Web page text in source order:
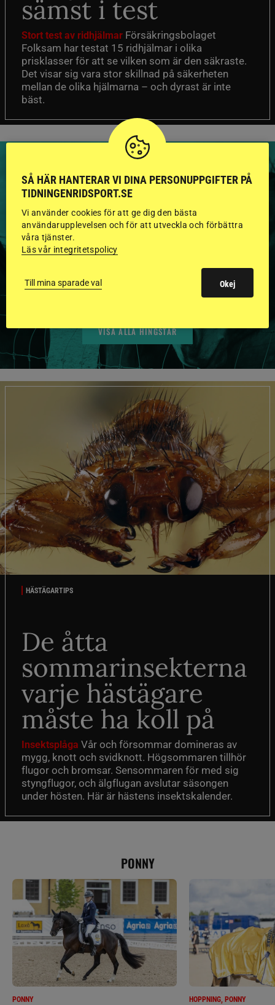
sämst i test
Stort test av ridhjälmar Försäkringsbolaget
Folksam har testat 15 ridhjälmar i olika
prisklasser för att se vilken som är den säkraste.
Det visar sig vara stor skillnad på säkerheten
mellan de olika hjälmarna – och dyrast är inte
bäst.
HINGSTAR ONLINE
GODKÄNDA HINGSTAR I
FLERA KATEGORIER MED
BILDER OCH FAKTA
VISA ALLA HINGSTAR
HÄSTÄGARTIPS
De åtta
sommarinsekterna
varje hästägare
måste ha koll på
Insektsplåga Vår och försommar domineras av
mygg, knott och svidknott. Högsommaren tillhör
flugor och bromsar. Sensommaren för med sig
styngflugor, och älgflugan avslutar säsongen
under hösten. Här är hästens insektskalender.
PONNY
PONNY HOPPNING, PONNY
SÅ HÄR HANTERAR VI DINA PERSONUPPGIFTER PÅ
TIDNINGENRIDSPORT.SE
Vi använder cookies för att ge dig den bästa
användarupplevelsen och för att utveckla och förbättra
våra tjänster.
Läs vår integritetspolicy
Till mina sparade val Okej